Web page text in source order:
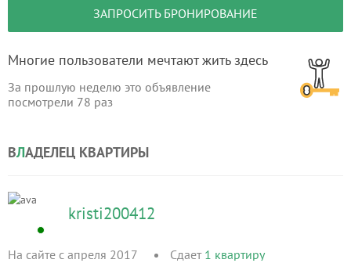
ЗАПРОСИТЬ БРОНИРОВАНИЕ
Многие пользователи мечтают жить здесь
За прошлую неделю это объявление
посмотрели 78 раз
ВЛАДЕЛЕЦ КВАРТИРЫ
kristi200412
На сайте с апреля 2017 Сдает 1 квартиру